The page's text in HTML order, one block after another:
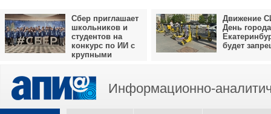
Сбер приглашает
школьников и
студентов на
конкурс по ИИ с
крупными
Движение
День города
будет
Информационно-